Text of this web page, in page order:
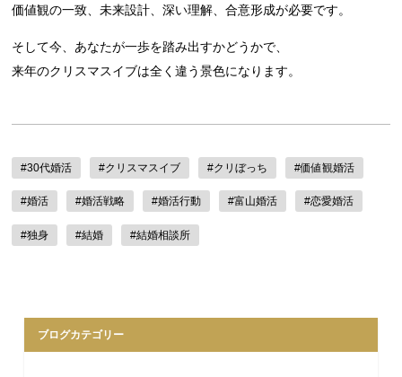
価値観の一致、未来設計、深い理解、合意形成が必要です。
そして今、あなたが一歩を踏み出すかどうかで、
来年のクリスマスイブは全く違う景色になります。
#30代婚活 #クリスマスイブ #クリぼっち #価値観婚活
#婚活 #婚活戦略 #婚活行動 #富山婚活 #恋愛婚活
#独身 #結婚 #結婚相談所
ブログカテゴリー